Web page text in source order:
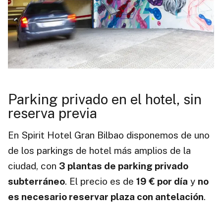
Parking privado en el hotel, sin
reserva previa
En Spirit Hotel Gran Bilbao disponemos de uno
de los parkings de hotel más amplios de la
ciudad, con 3 plantas de parking privado
subterráneo. El precio es de 19 € por día y no
es necesario reservar plaza con antelación.